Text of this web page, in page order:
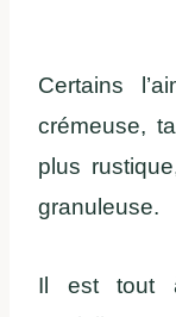
Certains
crémeuse,
plus
granuleuse.
Il est tout